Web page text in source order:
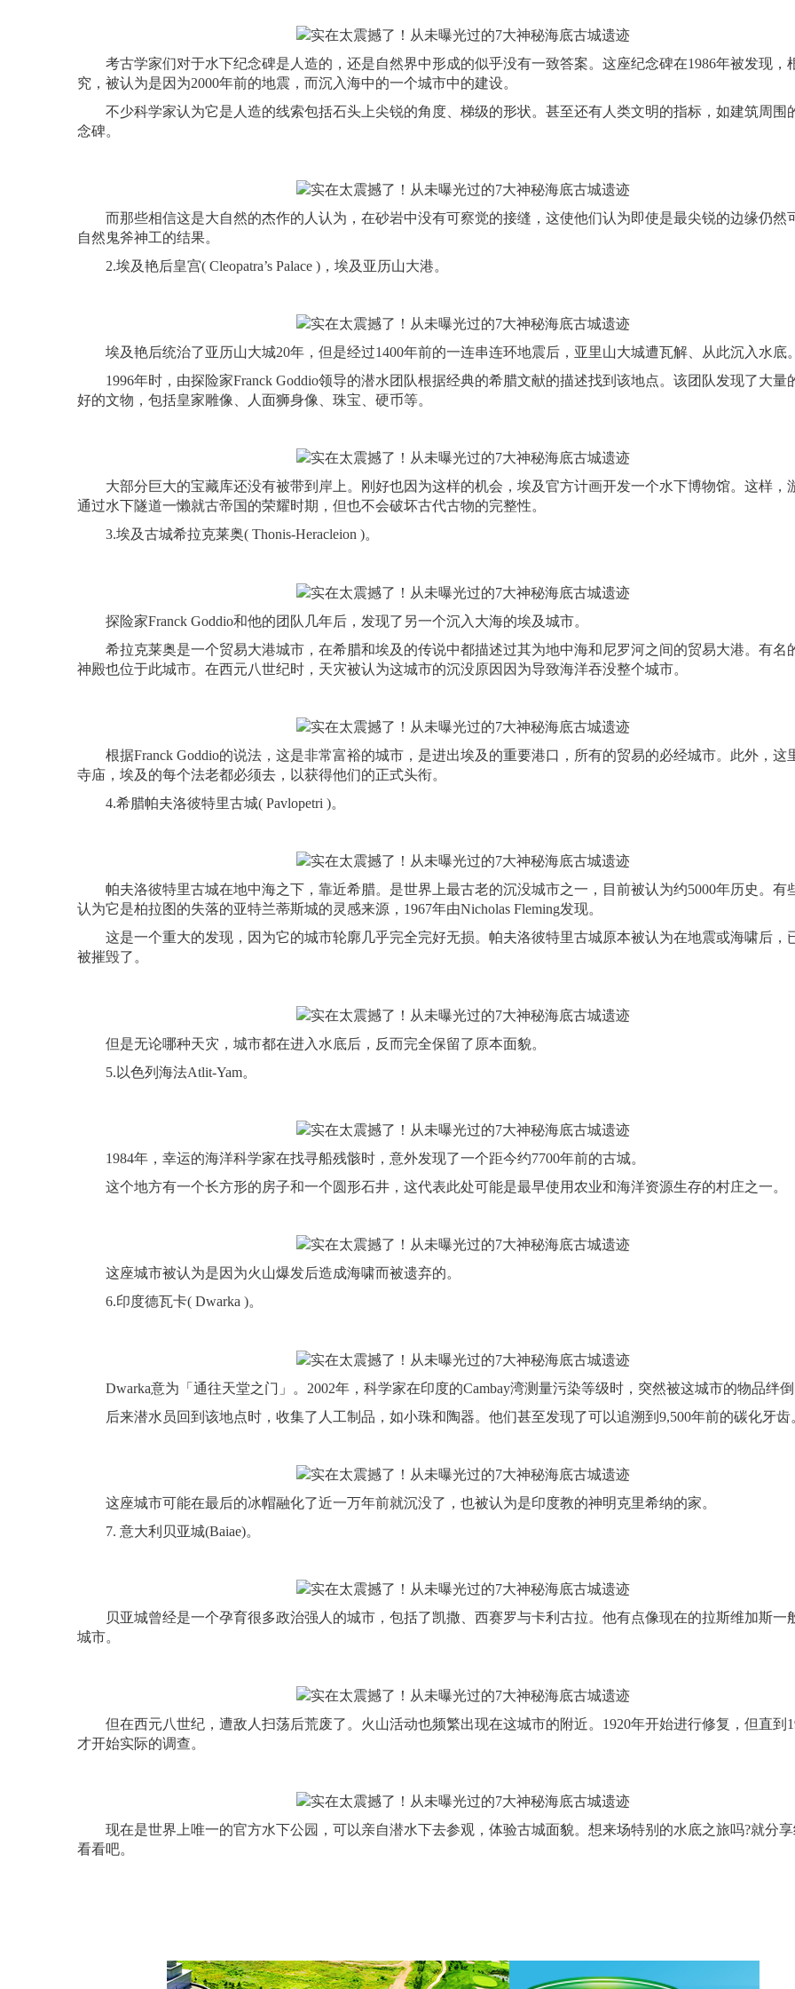
考古学家们对于水下纪念碑是人造的，还是自然界中形成的似乎没有一致答案。这座纪念碑在1986年被发现，
究，被认为是因为2000年前的地震，而沉入海中的一个城市中的建设。
不少科学家认为它是人造的线索包括石头上尖锐的角度、梯级的形状。甚至还有人类文明的指标，如建筑周围
念碑。
而那些相信这是大自然的杰作的人认为，在砂岩中没有可察觉的接缝，这使他们认为即使是最尖锐的边缘仍然
自然鬼斧神工的结果。
2.埃及艳后皇宫( Cleopatra’s Palace )，埃及亚历山大港。
埃及艳后统治了亚历山大城20年，但是经过1400年前的一连串连环地震后，亚里山大城遭瓦解、从此沉入水底。
1996年时，由探险家Franck Goddio领导的潜水团队根据经典的希腊文献的描述找到该地点。该团队发现了大量
好的文物，包括皇家雕像、人面狮身像、珠宝、硬币等。
大部分巨大的宝藏库还没有被带到岸上。刚好也因为这样的机会，埃及官方计画开发一个水下博物馆。这样，
通过水下隧道一懒就古帝国的荣耀时期，但也不会破坏古代古物的完整性。
3.埃及古城希拉克莱奥( Thonis-Heracleion )。
探险家Franck Goddio和他的团队几年后，发现了另一个沉入大海的埃及城市。
希拉克莱奥是一个贸易大港城市，在希腊和埃及的传说中都描述过其为地中海和尼罗河之间的贸易大港。有名
神殿也位于此城市。在西元八世纪时，天灾被认为这城市的沉没原因因为导致海洋吞没整个城市。
根据Franck Goddio的说法，这是非常富裕的城市，是进出埃及的重要港口，所有的贸易的必经城市。此外，这
寺庙，埃及的每个法老都必须去，以获得他们的正式头衔。
4.希腊帕夫洛彼特里古城( Pavlopetri )。
帕夫洛彼特里古城在地中海之下，靠近希腊。是世界上最古老的沉没城市之一，目前被认为约5000年历史。有
认为它是柏拉图的失落的亚特兰蒂斯城的灵感来源，1967年由Nicholas Fleming发现。
这是一个重大的发现，因为它的城市轮廓几乎完全完好无损。帕夫洛彼特里古城原本被认为在地震或海啸后，
被摧毁了。
但是无论哪种天灾，城市都在进入水底后，反而完全保留了原本面貌。
5.以色列海法Atlit-Yam。
1984年，幸运的海洋科学家在找寻船残骸时，意外发现了一个距今约7700年前的古城。
这个地方有一个长方形的房子和一个圆形石井，这代表此处可能是最早使用农业和海洋资源生存的村庄之一。
这座城市被认为是因为火山爆发后造成海啸而被遗弃的。
6.印度德瓦卡( Dwarka )。
Dwarka意为「通往天堂之门」。2002年，科学家在印度的Cambay湾测量污染等级时，突然被这城市的物品绊倒
后来潜水员回到该地点时，收集了人工制品，如小珠和陶器。他们甚至发现了可以追溯到9,500年前的碳化牙齿
这座城市可能在最后的冰帽融化了近一万年前就沉没了，也被认为是印度教的神明克里希纳的家。
7. 意大利贝亚城(Baiae)。
贝亚城曾经是一个孕育很多政治强人的城市，包括了凯撒、西赛罗与卡利古拉。他有点像现在的拉斯维加斯一
城市。
但在西元八世纪，遭敌人扫荡后荒废了。火山活动也频繁出现在这城市的附近。1920年开始进行修复，但直到
才开始实际的调查。
现在是世界上唯一的官方水下公园，可以亲自潜水下去参观，体验古城面貌。想来场特别的水底之旅吗?就分
看看吧。